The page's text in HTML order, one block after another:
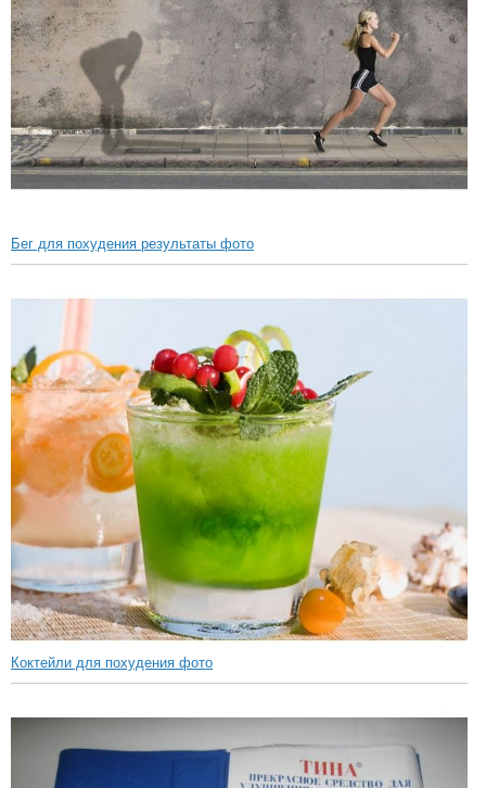
Бег для похудения результаты фото
Коктейли для похудения фото